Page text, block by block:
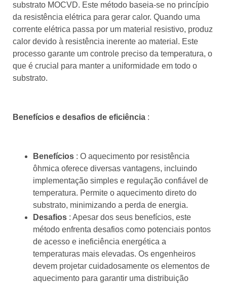
substrato MOCVD. Este método baseia-se no princípio
da resistência elétrica para gerar calor. Quando uma
corrente elétrica passa por um material resistivo, produz
calor devido à resistência inerente ao material. Este
processo garante um controle preciso da temperatura, o
que é crucial para manter a uniformidade em todo o
substrato.
Benefícios e desafios de eficiência :
Benefícios : O aquecimento por resistência
ôhmica oferece diversas vantagens, incluindo
implementação simples e regulação confiável de
temperatura. Permite o aquecimento direto do
substrato, minimizando a perda de energia.
Desafios : Apesar dos seus benefícios, este
método enfrenta desafios como potenciais pontos
de acesso e ineficiência energética a
temperaturas mais elevadas. Os engenheiros
devem projetar cuidadosamente os elementos de
aquecimento para garantir uma distribuição